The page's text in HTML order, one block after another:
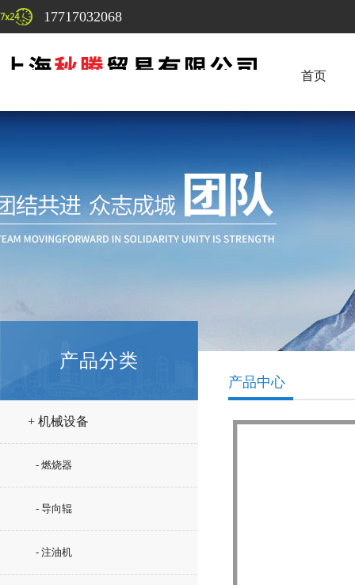
17717032068
首页
产品分类
+ 机械设备
- 燃烧器
- 导向辊
- 注油机
产品中心